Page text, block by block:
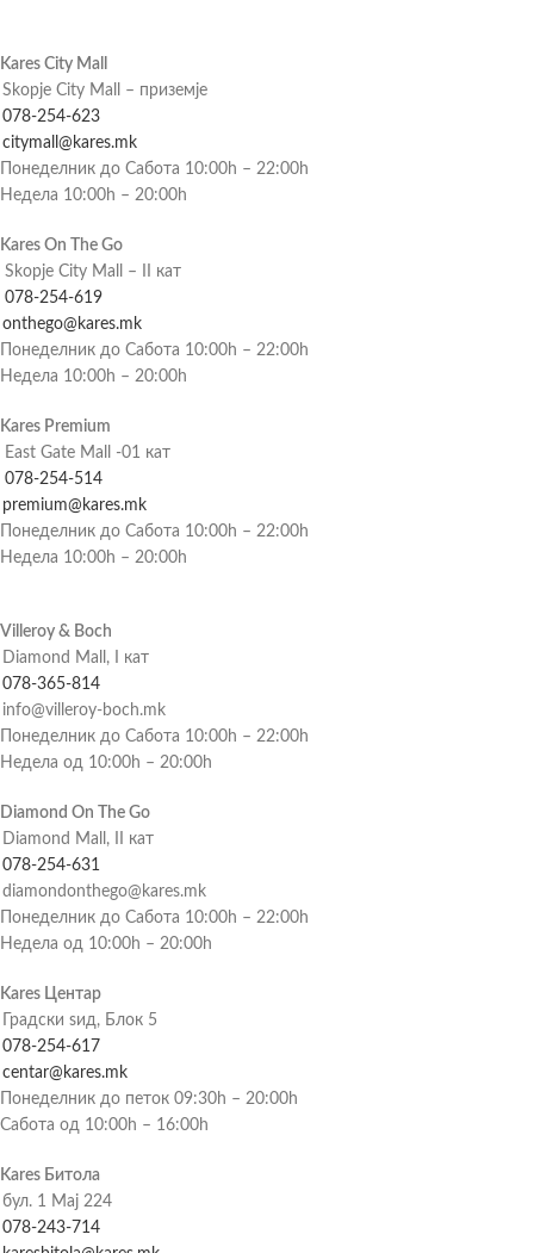
Kares City Mall
Skopje City Mall – приземје
078-254-623
citymall@kares.mk
Понеделник до Сабота 10:00h – 22:00h
Недела 10:00h – 20:00h
Kares On The Go
Skopje City Mall – II кат
078-254-619
onthego@kares.mk
Понеделник до Сабота 10:00h – 22:00h
Недела 10:00h – 20:00h
Kares Premium
East Gate Mall -01 кат
078-254-514
premium@kares.mk
Понеделник до Сабота 10:00h – 22:00h
Недела 10:00h – 20:00h
Villeroy & Boch
Diamond Mall, I кат
078-365-814
info@villeroy-boch.mk
Понеделник до Сабота 10:00h – 22:00h
Недела од 10:00h – 20:00h
Diamond On The Go
Diamond Mall, II кат
078-254-631
diamondonthego@kares.mk
Понеделник до Сабота 10:00h – 22:00h
Недела од 10:00h – 20:00h
Kares Центар
Градски ѕид, Блок 5
078-254-617
centar@kares.mk
Понеделник до петок 09:30h – 20:00h
Сабота од 10:00h – 16:00h
Kares Битола
бул. 1 Мај 224
078-243-714